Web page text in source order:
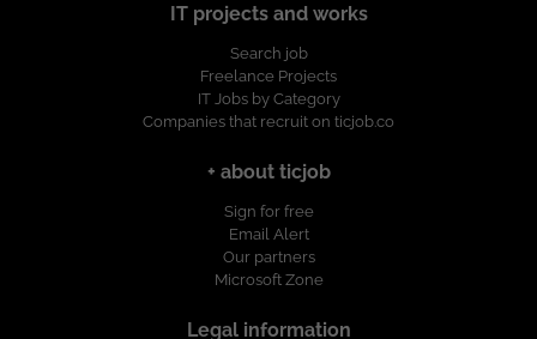
IT projects and works
Search job
Freelance Projects
IT Jobs by Category
Companies that recruit on ticjob.co
+ about ticjob
Sign for free
Email Alert
Our partners
Microsoft Zone
Legal information